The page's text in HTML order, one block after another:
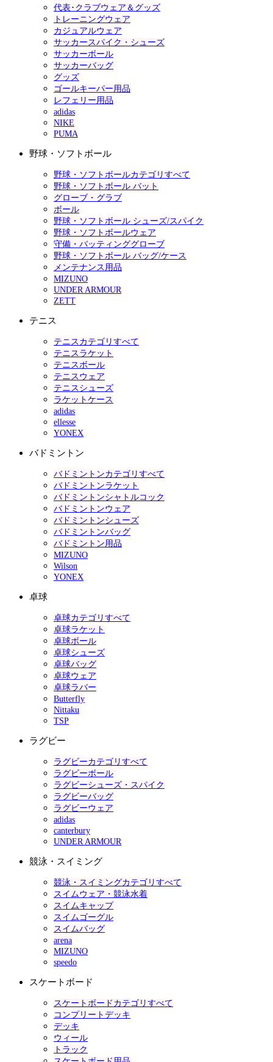
代表･クラブウェア＆グッズ
トレーニングウェア
カジュアルウェア
サッカースパイク・シューズ
サッカーボール
サッカーバッグ
グッズ
ゴールキーパー用品
レフェリー用品
adidas
NIKE
PUMA
野球・ソフトボール
野球・ソフトボールカテゴリすべて
野球・ソフトボール バット
グローブ・グラブ
ボール
野球・ソフトボール シューズ/スパイク
野球・ソフトボールウェア
守備・バッティンググローブ
野球・ソフトボール バッグ/ケース
メンテナンス用品
MIZUNO
UNDER ARMOUR
ZETT
テニス
テニスカテゴリすべて
テニスラケット
テニスボール
テニスウェア
テニスシューズ
ラケットケース
adidas
ellesse
YONEX
バドミントン
バドミントンカテゴリすべて
バドミントンラケット
バドミントンシャトルコック
バドミントンウェア
バドミントンシューズ
バドミントンバッグ
バドミントン用品
MIZUNO
Wilson
YONEX
卓球
卓球カテゴリすべて
卓球ラケット
卓球ボール
卓球シューズ
卓球バッグ
卓球ウェア
卓球ラバー
Butterfly
Nittaku
TSP
ラグビー
ラグビーカテゴリすべて
ラグビーボール
ラグビーシューズ・スパイク
ラグビーバッグ
ラグビーウェア
adidas
canterbury
UNDER ARMOUR
競泳・スイミング
競泳・スイミングカテゴリすべて
スイムウェア・競泳水着
スイムキャップ
スイムゴーグル
スイムバッグ
arena
MIZUNO
speedo
スケートボード
スケートボードカテゴリすべて
コンプリートデッキ
デッキ
ウィール
トラック